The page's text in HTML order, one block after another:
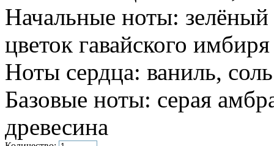
Начальные ноты:
цветок гавайского имбиря
Ноты сердца: ваниль, соль
Базовые ноты: серая
древесина